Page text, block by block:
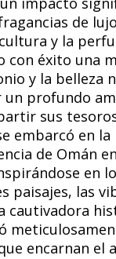
de
y la
con éxito una
y la belleza
un profundo
sus
embarcó en
de Omán
en
paisajes, las
cautivadora
encarnan el